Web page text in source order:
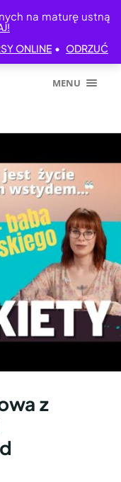
na maturę ustną
ONLINE • ODRZUĆ
MENU
z